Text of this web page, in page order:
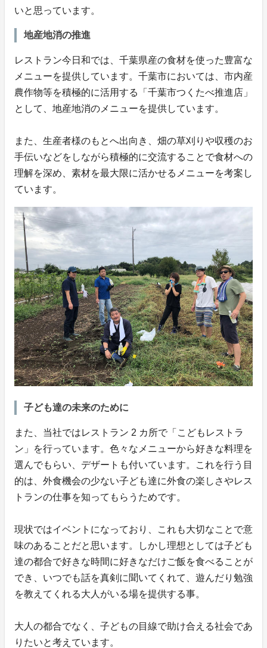
いと思っています。
地産地消の推進
レストラン今日和では、千葉県産の食材を使った豊富な
メニューを提供しています。千葉市においては、市内産
農作物等を積極的に活用する「千葉市つくたべ推進店」
として、地産地消のメニューを提供しています。
また、生産者様のもとへ出向き、畑の草刈りや収穫のお
手伝いなどをしながら積極的に交流することで食材への
理解を深め、素材を最大限に活かせるメニューを考案し
ています。
子ども達の未来のために
また、当社ではレストラン 2 カ所で「こどもレストラ
ン」を行っています。色々なメニューから好きな料理を
選んでもらい、デザートも付いています。これを行う目
的は、外食機会の少ない子ども達に外食の楽しさやレス
トランの仕事を知ってもらうためです。
現状ではイベントになっており、これも大切なことで意
味のあることだと思います。しかし理想としては子ども
達の都合で好きな時間に好きなだけご飯を食べることが
でき、いつでも話を真剣に聞いてくれて、遊んだり勉強
を教えてくれる大人がいる場を提供する事。
大人の都合でなく、子どもの目線で助け合える社会であ
りたいと考えています。